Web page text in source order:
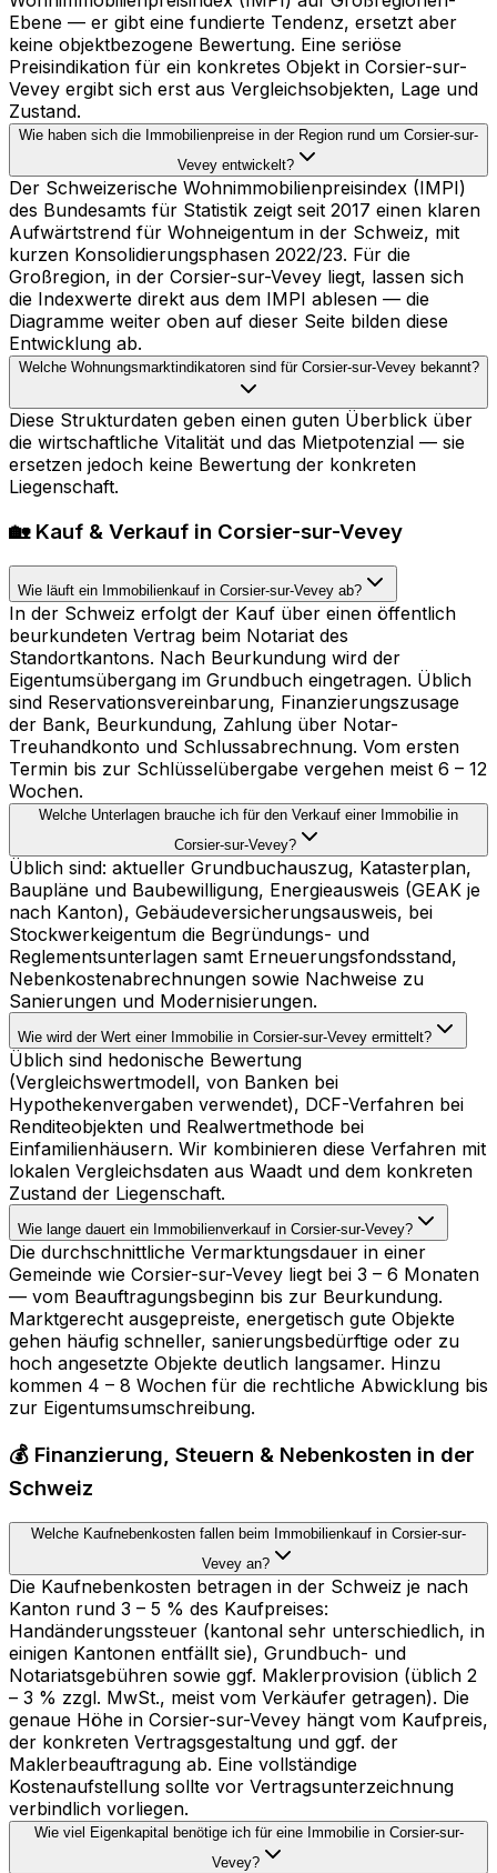
Ebene — er gibt eine fundierte Tendenz, ersetzt aber
keine objektbezogene Bewertung. Eine seriöse
Preisindikation für ein konkretes Objekt in Corsier-sur-
Vevey ergibt sich erst aus Vergleichsobjekten, Lage und
Zustand.
Wie haben sich die Immobilienpreise in der Region rund um Corsier-sur-
Vevey entwickelt?
Der Schweizerische Wohnimmobilienpreisindex (IMPI)
des Bundesamts für Statistik zeigt seit 2017 einen klaren
Aufwärtstrend für Wohneigentum in der Schweiz, mit
kurzen Konsolidierungsphasen 2022/23. Für die
Großregion, in der Corsier-sur-Vevey liegt, lassen sich
die Indexwerte direkt aus dem IMPI ablesen — die
Diagramme weiter oben auf dieser Seite bilden diese
Entwicklung ab.
Welche Wohnungsmarktindikatoren sind für Corsier-sur-Vevey bekannt?
Diese Strukturdaten geben einen guten Überblick über
die wirtschaftliche Vitalität und das Mietpotenzial — sie
ersetzen jedoch keine Bewertung der konkreten
Liegenschaft.
🏡 Kauf & Verkauf in Corsier-sur-Vevey
Wie läuft ein Immobilienkauf in Corsier-sur-Vevey ab?
In der Schweiz erfolgt der Kauf über einen öffentlich
beurkundeten Vertrag beim Notariat des
Standortkantons. Nach Beurkundung wird der
Eigentumsübergang im Grundbuch eingetragen. Üblich
sind Reservationsvereinbarung, Finanzierungszusage
der Bank, Beurkundung, Zahlung über Notar-
Treuhandkonto und Schlussabrechnung. Vom ersten
Termin bis zur Schlüsselübergabe vergehen meist 6 – 12
Wochen.
Welche Unterlagen brauche ich für den Verkauf einer Immobilie in
Corsier-sur-Vevey?
Üblich sind: aktueller Grundbuchauszug, Katasterplan,
Baupläne und Baubewilligung, Energieausweis (GEAK je
nach Kanton), Gebäudeversicherungsausweis, bei
Stockwerkeigentum die Begründungs- und
Reglementsunterlagen samt Erneuerungsfondsstand,
Nebenkostenabrechnungen sowie Nachweise zu
Sanierungen und Modernisierungen.
Wie wird der Wert einer Immobilie in Corsier-sur-Vevey ermittelt?
Üblich sind hedonische Bewertung
(Vergleichswertmodell, von Banken bei
Hypothekenvergaben verwendet), DCF-Verfahren bei
Renditeobjekten und Realwertmethode bei
Einfamilienhäusern. Wir kombinieren diese Verfahren mit
lokalen Vergleichsdaten aus Waadt und dem konkreten
Zustand der Liegenschaft.
Wie lange dauert ein Immobilienverkauf in Corsier-sur-Vevey?
Die durchschnittliche Vermarktungsdauer in einer
Gemeinde wie Corsier-sur-Vevey liegt bei 3 – 6 Monaten
— vom Beauftragungsbeginn bis zur Beurkundung.
Marktgerecht ausgepreiste, energetisch gute Objekte
gehen häufig schneller, sanierungsbedürftige oder zu
hoch angesetzte Objekte deutlich langsamer. Hinzu
kommen 4 – 8 Wochen für die rechtliche Abwicklung bis
zur Eigentumsumschreibung.
💰 Finanzierung, Steuern & Nebenkosten in der
Schweiz
Welche Kaufnebenkosten fallen beim Immobilienkauf in Corsier-sur-
Vevey an?
Die Kaufnebenkosten betragen in der Schweiz je nach
Kanton rund 3 – 5 % des Kaufpreises:
Handänderungssteuer (kantonal sehr unterschiedlich, in
einigen Kantonen entfällt sie), Grundbuch- und
Notariatsgebühren sowie ggf. Maklerprovision (üblich 2
– 3 % zzgl. MwSt., meist vom Verkäufer getragen). Die
genaue Höhe in Corsier-sur-Vevey hängt vom Kaufpreis,
der konkreten Vertragsgestaltung und ggf. der
Maklerbeauftragung ab. Eine vollständige
Kostenaufstellung sollte vor Vertragsunterzeichnung
verbindlich vorliegen.
Wie viel Eigenkapital benötige ich für eine Immobilie in Corsier-sur-
Vevey?